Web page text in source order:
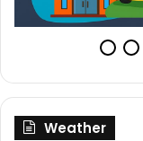
Weather